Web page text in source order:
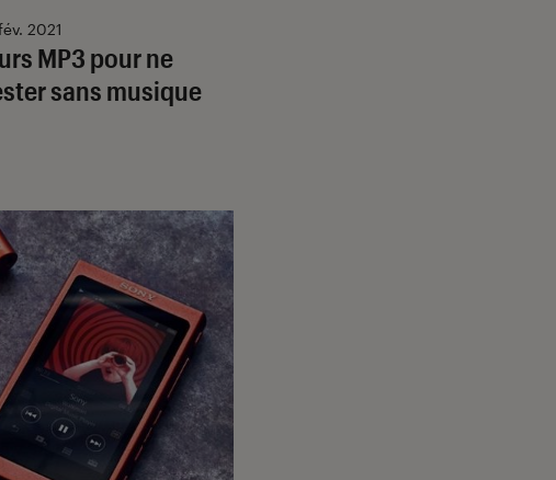
MP3 pour ne
sans musique
2021